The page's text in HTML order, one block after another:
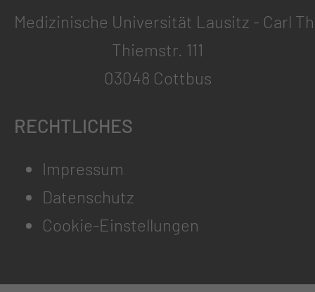
Medizinische Universität Lausitz - Carl
Thiemstr. 111
03048 Cottbus
RECHTLICHES
Impressum
Datenschutz
Cookie-Einstellungen